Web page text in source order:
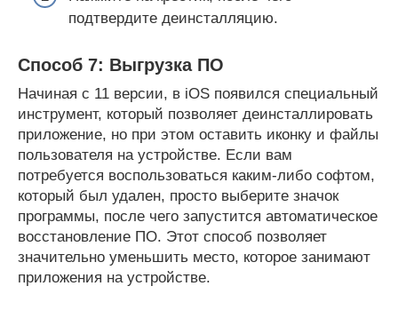
подтвердите деинсталляцию.
Способ 7: Выгрузка ПО
Начиная с 11 версии, в iOS появился специальный
инструмент, который позволяет деинсталлировать
приложение, но при этом оставить иконку и файлы
пользователя на устройстве. Если вам
потребуется воспользоваться каким-либо софтом,
который был удален, просто выберите значок
программы, после чего запустится автоматическое
восстановление ПО. Этот способ позволяет
значительно уменьшить место, которое занимают
приложения на устройстве.